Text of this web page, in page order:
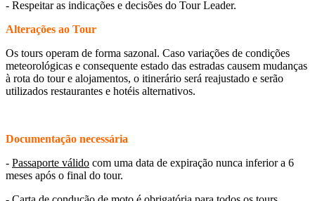
- Respeitar as indicações e decisões do Tour Leader.
Alterações ao Tour
Os tours operam de forma sazonal. Caso variações de condições
meteorológicas e consequente estado das estradas causem mudanças
à rota do tour e alojamentos, o itinerário será reajustado e serão
utilizados restaurantes e hotéis alternativos.
Documentação necessária
- Passaporte válido com uma data de expiração nunca inferior a 6
meses após o final do tour.